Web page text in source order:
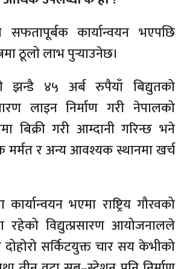
कार्यान्वयन भएपछि
ठूलो लाभ पुर्‍याउनेछ।
झन्डै ४५ अर्ब रुपैयाँ बिद्युतको
लाइन निर्माण गरी नेपालको
बिक्री गरी आम्दानी गरिन्छ भने
र अन्य आवश्यक स्थानमा खर्च
भएमा राष्ट्रिय गौरवको
रहेको विद्युत्प्रसारण आयोजनालले
सर्किटयुक्त चार सय केभीको